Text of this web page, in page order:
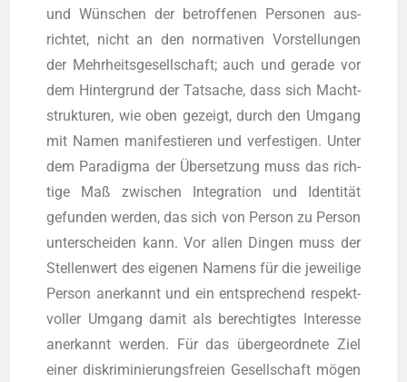
und Wün­schen der betrof­fe­nen Per­so­nen aus­
rich­tet, nicht an den nor­ma­ti­ven Vor­stel­lun­gen
der Mehr­heits­ge­sell­schaft; auch und gera­de vor
dem Hin­ter­grund der Tat­sa­che, dass sich Macht­
struk­tu­ren, wie oben gezeigt, durch den Umgang
mit Namen mani­fes­tie­ren und ver­fes­ti­gen. Unter
dem Para­dig­ma der Über­set­zung muss das rich­
ti­ge Maß zwi­schen Inte­gra­ti­on und Iden­ti­tät
gefun­den wer­den, das sich von Per­son zu Per­son
unter­schei­den kann. Vor allen Din­gen muss der
Stel­len­wert des eige­nen Namens für die jewei­li­ge
Per­son aner­kannt und ein ent­spre­chend respekt­
vol­ler Umgang damit als berech­tig­tes Inter­es­se
aner­kannt wer­den. Für das über­ge­ord­ne­te Ziel
einer dis­kri­mi­nie­rungs­frei­en Gesell­schaft mögen